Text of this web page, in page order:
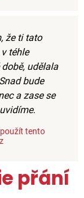
že ti tato
téhle
době, udělala
bude
a zase se
tento
přání